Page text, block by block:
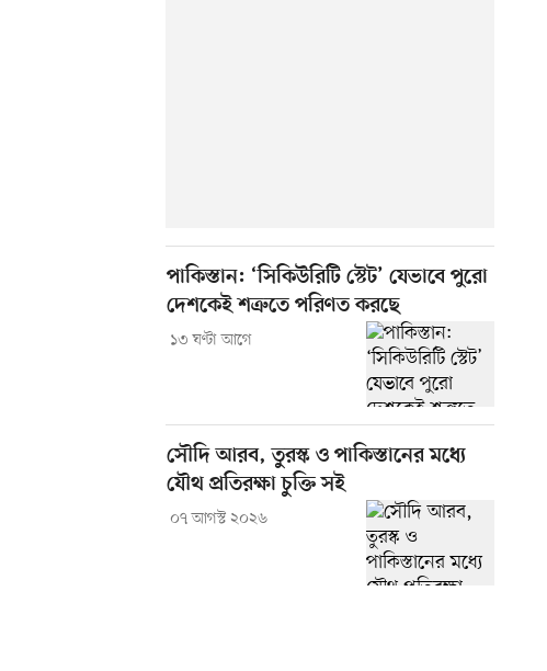
পাকিস্তান: ‘সিকিউরিটি স্টেট’ যেভাবে পুরো
দেশকেই শত্রুতে পরিণত করছে
১৩ ঘণ্টা আগে
সৌদি আরব, তুরস্ক ও পাকিস্তানের মধ্যে
যৌথ প্রতিরক্ষা চুক্তি সই
০৭ আগস্ট ২০২৬